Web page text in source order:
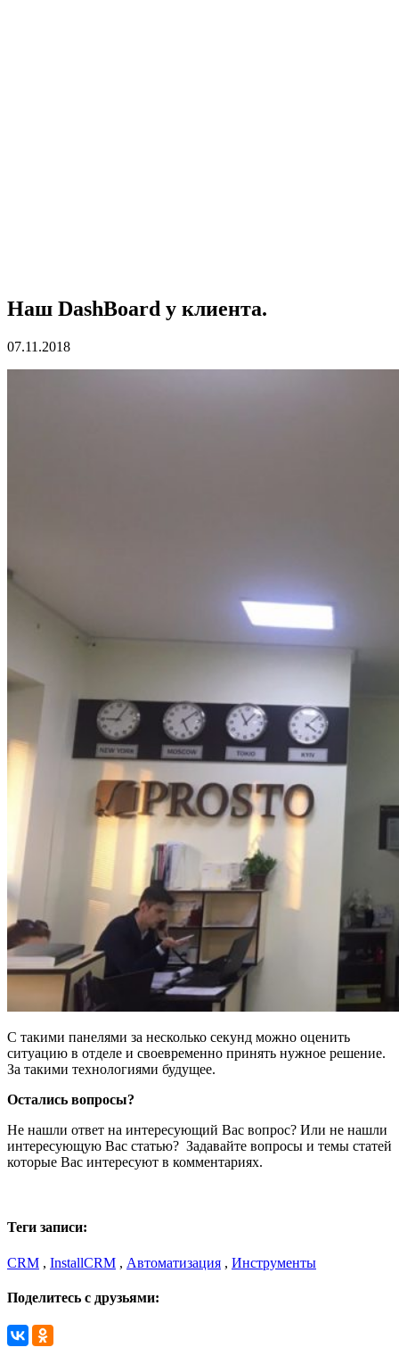
Наш DashBoard у клиента.
07.11.2018
С такими панелями за несколько секунд можно оценить
ситуацию в отделе и своевременно принять нужное решение.
За такими технологиями будущее.
Остались вопросы?
Не нашли ответ на интересующий Вас вопрос? Или не нашли
интересующую Вас статью? Задавайте вопросы и темы статей
которые Вас интересуют в комментариях.
Теги записи:
CRM , InstallCRM , Автоматизация , Инструменты
Поделитесь с друзьями: